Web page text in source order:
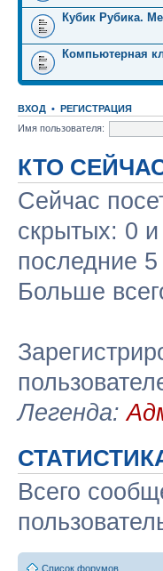
Кубик Рубика.
Компьютерная
ВХОД • РЕГИСТРАЦИЯ
Имя пользователя:
КТО
Сейчас
скрытых: 0 и
последние
Больше
Легенда:
Всего
Список форумов